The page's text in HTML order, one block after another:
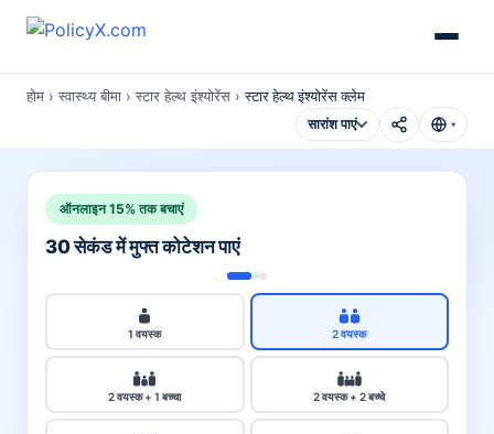
होम › स्वास्थ्य बीमा › स्टार हेल्थ इंश्योरेंस ›स्टार हेल्थ इंश्योरेंस क्लेम
सारांश पाएं ▾
ऑनलाइन 15% तक बचाएं
30 सेकंड में मुफ्त कोटेशन पाएं
1 वयस्क 2 वयस्क
2 वयस्क + 1 बच्चा 2 वयस्क + 2 बच्चे